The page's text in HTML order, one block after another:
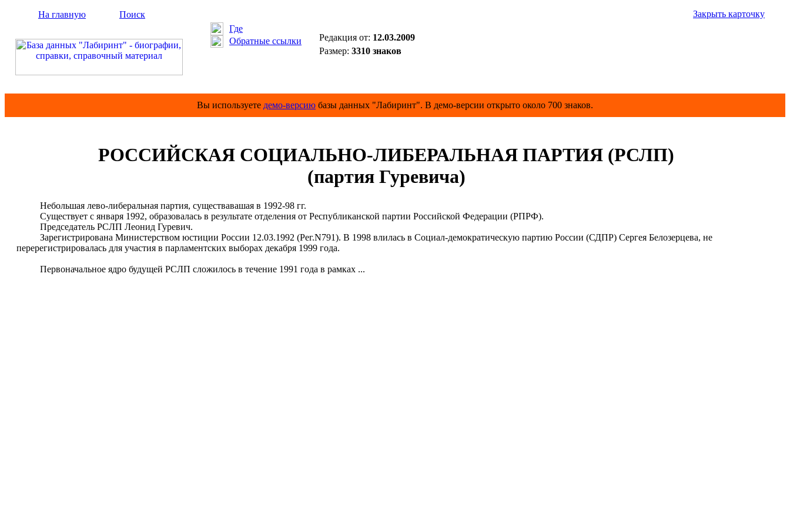
На главную
Поиск
Где
Обратные ссылки
Закрыть карточку
Редакция от: 12.03.2009
Размер: 3310 знаков
Вы используете демо-версию базы данных "Лабиринт". В демо-версии открыто около 700 знаков.
РОССИЙСКАЯ СОЦИАЛЬНО-ЛИБЕРАЛЬНАЯ ПАРТИЯ (РСЛП)
(партия Гуревича)
Небольшая лево-либеральная партия, существавашая в 1992-98 гг.
Существует с января 1992, образовалась в результате отделения от Республиканской партии Российской Федерации (РПРФ).
Председатель РСЛП Леонид Гуревич.
Зарегистрирована Министерством юстиции России 12.03.1992 (Рег.N791). В 1998 влилась в Социал-демократическую партию России (СДПР) Сергея Белозерцева, не
перерегистрировалась для участия в парламентских выборах декабря 1999 года.
Первоначальное ядро будущей РСЛП сложилось в течение 1991 года в рамках ...